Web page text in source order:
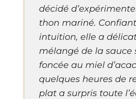
décidé
thon mariné.
intuition, elle a
mélangé de la sauce
foncée au miel
quelques heures de
plat a surpris toute